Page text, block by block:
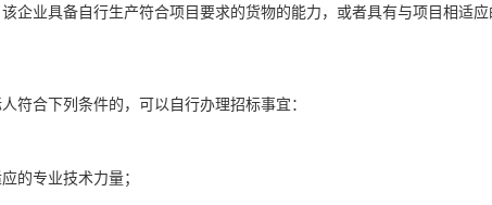
业具备自行生产符合项目要求的货物的能力，或者具有与项目相适应
合下列条件的，可以自行办理招标事宜：
专业技术力量；